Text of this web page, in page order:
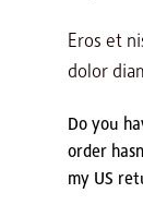
Eros et
dolor
Do you
order
my US